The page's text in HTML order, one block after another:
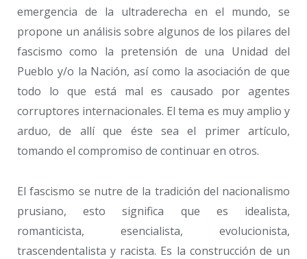
emergencia de la ultraderecha en el mundo, se
propone un análisis sobre algunos de los pilares del
fascismo como la pretensión de una Unidad del
Pueblo y/o la Nación, así como la asociación de que
todo lo que está mal es causado por agentes
corruptores internacionales. El tema es muy amplio y
arduo, de allí que éste sea el primer artículo,
tomando el compromiso de continuar en otros.
El fascismo se nutre de la tradición del nacionalismo
prusiano, esto significa que es idealista,
romanticista, esencialista, evolucionista,
trascendentalista y racista. Es la construcción de un